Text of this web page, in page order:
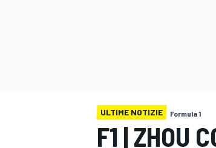
ULTIME NOTIZIE Formula 1
F1 | ZHOU